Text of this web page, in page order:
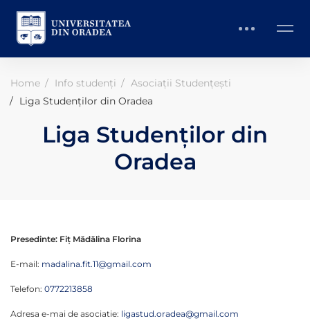
Home Info studenți
Asociații Studențești
Liga Studenților din Oradea
Liga Studenților din
Oradea
Presedinte: Fiț Mădălina Florina
E-mail: madalina.fit.11@gmail.com
Telefon: 0772213858
Adresa e-mai de asociatie: ligastud.oradea@gmail.com